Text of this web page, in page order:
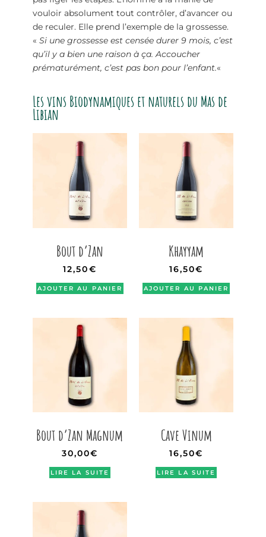
vouloir absolument tout contrôler, d’avancer ou
de reculer. Elle prend l’exemple de la grossesse.
« Si une grossesse est censée durer 9 mois, c’est
qu’il y a bien une raison à ça. Accoucher
prématurément, c’est pas bon pour l’enfant.«
Les vins Biodynamiques et naturels du Mas de
Libian
Bout d’Zan
12,50€
AJOUTER AU PANIER
Khayyam
16,50€
AJOUTER AU PANIER
Bout d’Zan Magnum
30,00€
LIRE LA SUITE
Cave Vinum
16,50€
LIRE LA SUITE